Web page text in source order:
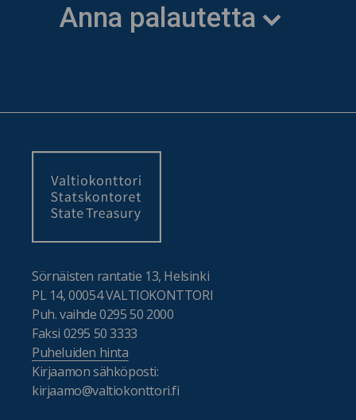
Anna palautetta
Sörnäisten rantatie 13, Helsinki
PL 14, 00054 VALTIOKONTTORI
Puh. vaihde 0295 50 2000
Faksi 0295 50 3333
Puheluiden hinta
Kirjaamon sähköposti:
kirjaamo@valtiokonttori.fi